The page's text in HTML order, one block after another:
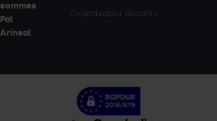
sommes
Pal
Arinsal
Grandvalira Resorts